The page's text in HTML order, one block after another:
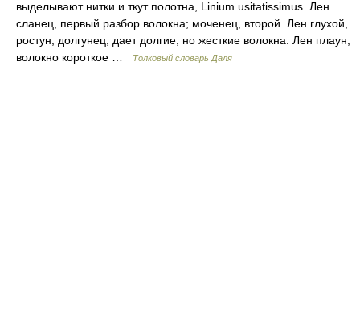
выделывают нитки и ткут полотна, Linium usitatissimus. Лен
сланец, первый разбор волокна; моченец, второй. Лен глухой,
ростун, долгунец, дает долгие, но жесткие волокна. Лен плаун,
волокно короткое …
Толковый словарь Даля